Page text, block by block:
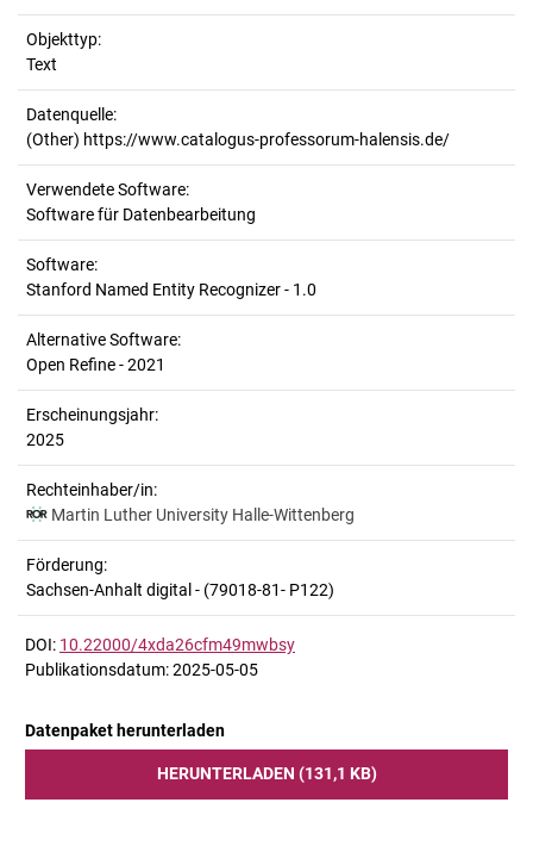
Objekttyp:
Text
Datenquelle:
(Other) https://www.catalogus-professorum-halensis.de/
Verwendete Software:
Software für Datenbearbeitung
Software:
Stanford Named Entity Recognizer - 1.0
Alternative Software:
Open Refine - 2021
Erscheinungsjahr:
2025
Rechteinhaber/in:
Martin Luther University Halle-Wittenberg
Förderung:
Sachsen-Anhalt digital - (79018-81- P122)
DOI: 10.22000/4xda26cfm49mwbsy
Publikationsdatum: 2025-05-05
Datenpaket herunterladen
HERUNTERLADEN (131,1 KB)